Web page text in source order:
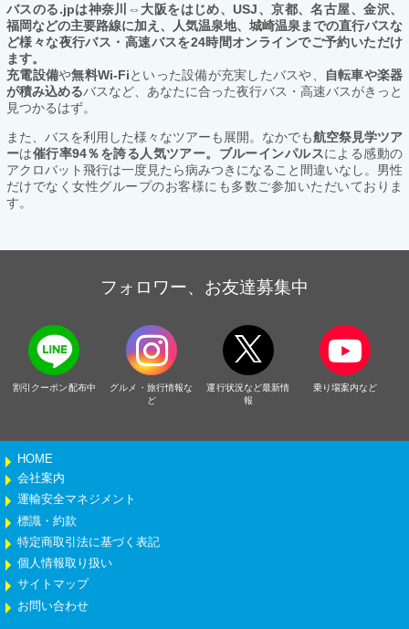
バスのる.jpは神奈川⇔大阪をはじめ、USJ、京都、名古屋、金沢、
福岡などの主要路線に加え、人気温泉地、城崎温泉までの直行バスな
ど様々な夜行バス・高速バスを24時間オンラインでご予約いただけ
ます。
充電設備や無料Wi-Fiといった設備が充実したバスや、
自転車や楽器
が積み込めるバスなど、あなたに合った夜行バス・高速バスがきっと
見つかるはず。
また、バスを利用した様々なツアーも展開。なかでも航空祭見学ツア
ーは催行率94％を誇る人気ツアー。ブルーインパルスによる感動の
アクロバット飛行は一度見たら病みつきになること間違いなし。男性
だけでなく女性グループのお客様にも多数ご参加いただいておりま
す。
フォロワー、お友達募集中
割引クーポン配布中
グルメ・旅行情報な
ど
運行状況など最新情
報
乗り場案内など
HOME
会社案内
運輸安全マネジメント
標識・約款
特定商取引法に基づく表記
個人情報取り扱い
サイトマップ
お問い合わせ